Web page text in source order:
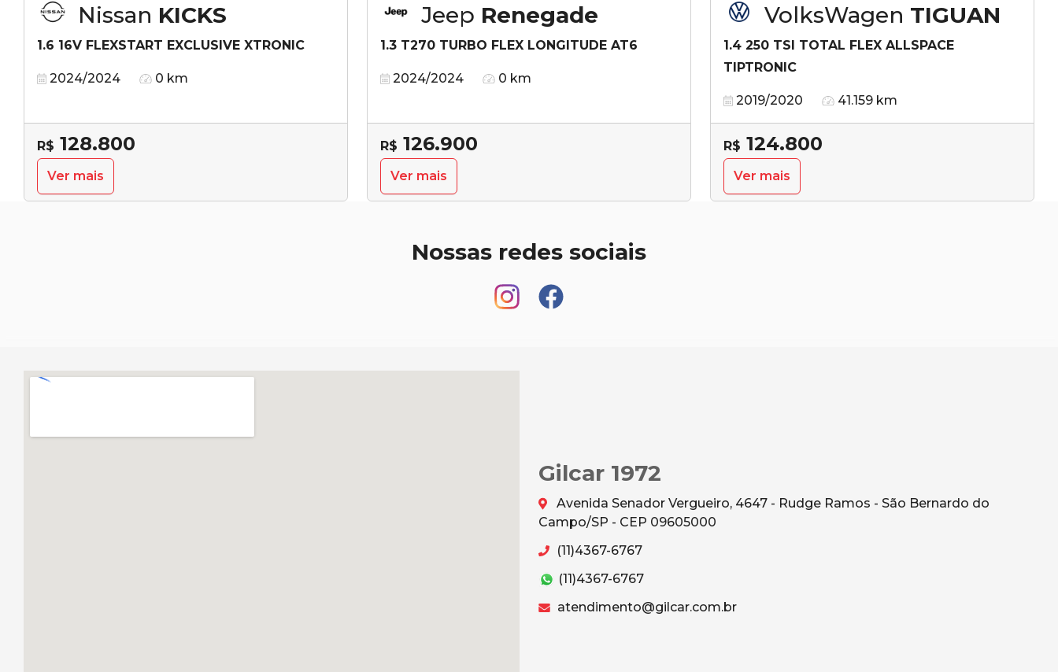
Nissan KICKS
1.6 16V FLEXSTART EXCLUSIVE XTRONIC
2024/2024 0 km
R$ 128.800
Ver mais
Jeep Renegade
1.3 T270 TURBO FLEX LONGITUDE AT6
2024/2024 0 km
R$ 126.900
Ver mais
VolksWagen TIGUAN
1.4 250 TSI TOTAL FLEX ALLSPACE
TIPTRONIC
2019/2020 41.159 km
R$ 124.800
Ver mais
Nossas redes sociais
Gilcar 1972
Avenida Senador Vergueiro, 4647 - Rudge Ramos - São Bernardo do
Campo/SP - CEP 09605000
(11)4367-6767
(11)4367-6767
atendimento@gilcar.com.br